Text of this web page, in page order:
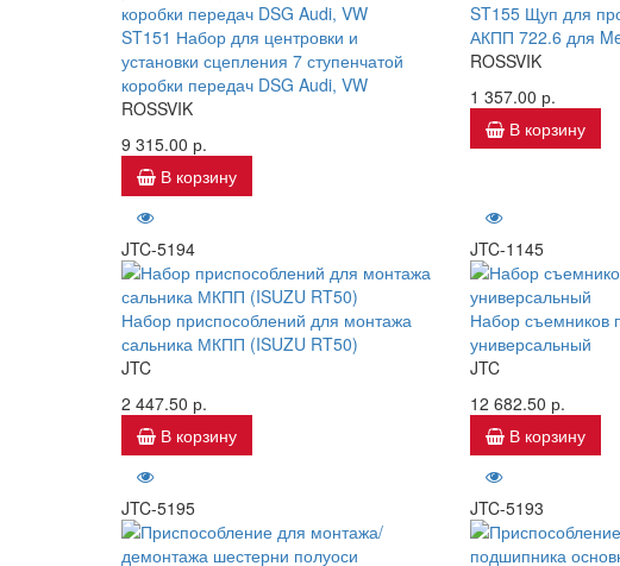
ST151 Набор для центровки и
установки сцепления 7 ступенчатой
коробки передач DSG Audi, VW
ROSSVIK
9 315.00 р.
В корзину
ST155 Щуп для
АКПП 722.6 для
ROSSVIK
1 357.00 р.
В корзину
JTC-5194
Набор приспособлений для монтажа
сальника МКПП (ISUZU RT50)
JTC
2 447.50 р.
В корзину
JTC-1145
Набор съемников
универсальный
JTC
12 682.50 р.
В корзину
JTC-5195 JTC-5193